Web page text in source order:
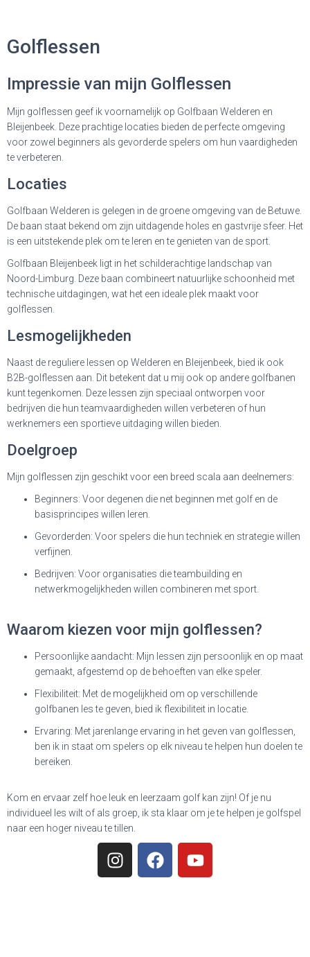
Golflessen
Impressie van mijn Golflessen
Mijn golflessen geef ik voornamelijk op Golfbaan Welderen en
Bleijenbeek. Deze prachtige locaties bieden de perfecte omgeving
voor zowel beginners als gevorderde spelers om hun vaardigheden
te verbeteren.
Locaties
Golfbaan Welderen is gelegen in de groene omgeving van de Betuwe.
De baan staat bekend om zijn uitdagende holes en gastvrije sfeer. Het
is een uitstekende plek om te leren en te genieten van de sport.
Golfbaan Bleijenbeek ligt in het schilderachtige landschap van
Noord-Limburg. Deze baan combineert natuurlijke schoonheid met
technische uitdagingen, wat het een ideale plek maakt voor
golflessen.
Lesmogelijkheden
Naast de reguliere lessen op Welderen en Bleijenbeek, bied ik ook
B2B-golflessen aan. Dit betekent dat u mij ook op andere golfbanen
kunt tegenkomen. Deze lessen zijn speciaal ontworpen voor
bedrijven die hun teamvaardigheden willen verbeteren of hun
werknemers een sportieve uitdaging willen bieden.
Doelgroep
Mijn golflessen zijn geschikt voor een breed scala aan deelnemers:
Beginners: Voor degenen die net beginnen met golf en de
basisprincipes willen leren.
Gevorderden: Voor spelers die hun techniek en strategie willen
verfijnen.
Bedrijven: Voor organisaties die teambuilding en
netwerkmogelijkheden willen combineren met sport.
Waarom kiezen voor mijn golflessen?
Persoonlijke aandacht: Mijn lessen zijn persoonlijk en op maat
gemaakt, afgestemd op de behoeften van elke speler.
Flexibiliteit: Met de mogelijkheid om op verschillende
golfbanen les te geven, bied ik flexibiliteit in locatie.
Ervaring: Met jarenlange ervaring in het geven van golflessen,
ben ik in staat om spelers op elk niveau te helpen hun doelen te
bereiken.
Kom en ervaar zelf hoe leuk en leerzaam golf kan zijn! Of je nu
individueel les wilt of als groep, ik sta klaar om je te helpen je golfspel
naar een hoger niveau te tillen.